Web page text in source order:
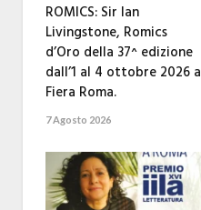
ROMICS: Sir Ian
Livingstone, Romics
d’Oro della 37^ edizione
dall’1 al 4 ottobre 2026 a
Fiera Roma.
7 Agosto 2026